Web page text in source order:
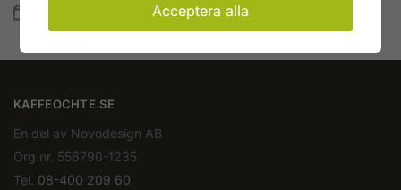
Lagervaror skickas vanligtvis inom 1-4 vardagar
KAFFEOCHTE.SE
En del av Novodesign AB
Org.nr. 556790-1235
Tel. 08-400 209 60
Acceptera alla